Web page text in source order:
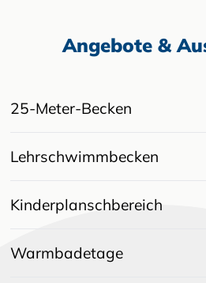
Angebote &
25-Meter-Becken
Lehrschwimmbecken
Kinderplanschbereich
Warmbadetage